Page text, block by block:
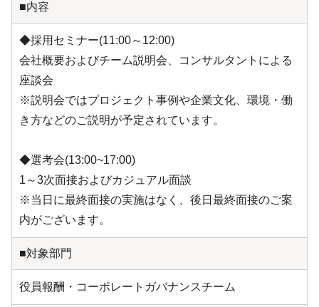
■内容
◆採用セミナー(11:00～12:00)
会社概要およびチーム説明会、コンサルタントによる
座談会
※説明会ではプロジェクト事例や企業文化、環境・働
き方などのご説明が予定されています。
◆選考会(13:00~17:00)
1～3次面接およびカジュアル面談
※当日に最終面接の実施はなく、後日最終面接のご案
内がございます。
■対象部門
役員報酬・コーポレートガバナンスチーム